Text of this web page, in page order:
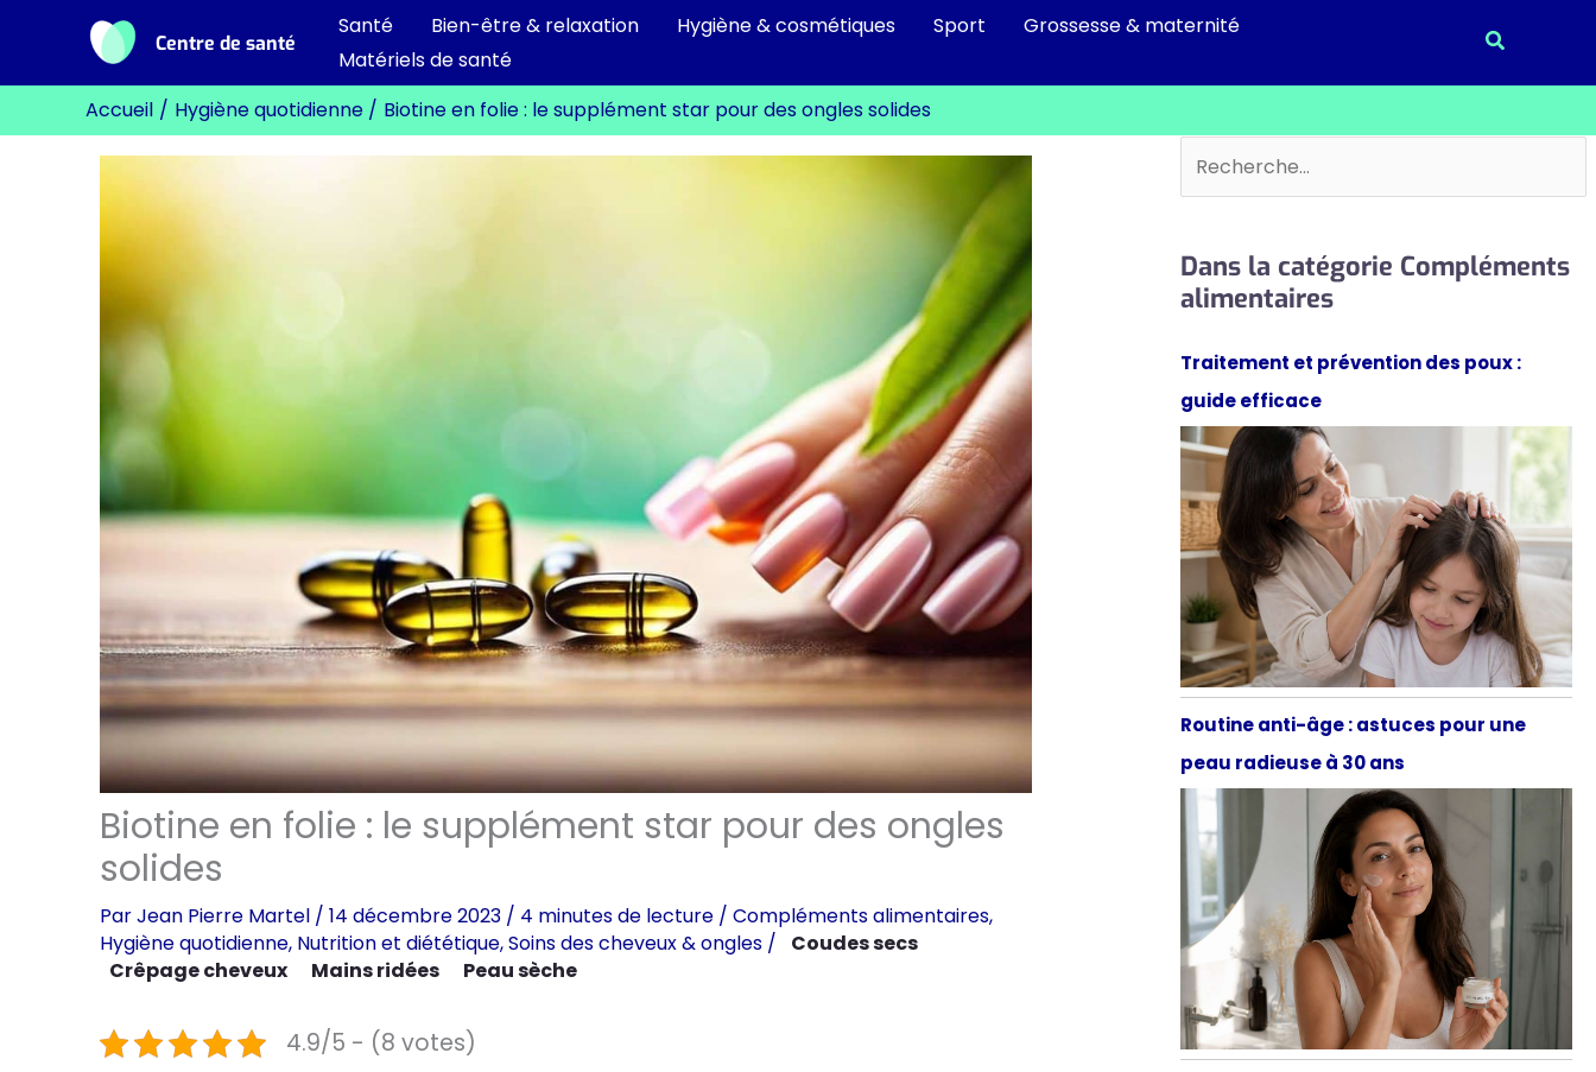
contenu
Centre de santé
Santé Bien-être & relaxation Hygiène & cosmétiques Sport
Grossesse & maternité
Matériels de santé
Accueil Hygiène quotidienne Biotine en folie : le supplément star pour des ongles solides
Biotine en folie : le supplément star pour des ongles
solides
ParJean Pierre Martel / 14 décembre 2023 / 4 minutes de lecture / Compléments alimentaires,
Hygiène quotidienne, Nutrition et diététique,Soins des cheveux & ongles /
Coudes secs
Crêpage cheveux
Mains ridées Peau sèche
4.9/5 - (8 votes)
Rechercher
Dans la catégorie Compléments
alimentaires
Traitement et prévention des poux :
guide efficace
Routine anti-âge : astuces pour une
peau radieuse à 30 ans